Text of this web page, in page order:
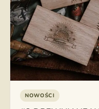
NOWOŚCI